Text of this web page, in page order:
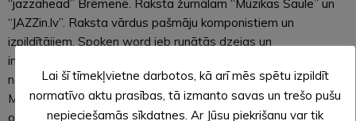
“jazzahead” Brēmenē. Raksta žurnālam “Mūzikas Saule” un
“JAZZin.lv”. Raksta vārdus pašmāju komponistiem un
izpildītājiem. Spoken word jeb runātās dzejas un
improvizētās mūzikas projekts klausies (debijas albums “17”
nominēts Latvijas mūzikas ierakstu gada balvai “Zelta
Mikrofons” kā gada labākais džeza albums). 2021. g. iznācis
otrais albums “9”.
Lai šī tīmekļvietne darbotos, kā arī mēs spētu izpildīt
normatīvo aktu prasības, tā izmanto savas un trešo pušu
nepieciešamās sīkdatnes. Ar Jūsu piekrišanu var tik